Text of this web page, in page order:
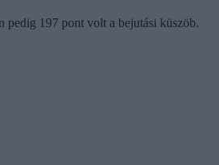
pedig 197 pont volt a bejutási küszöb.